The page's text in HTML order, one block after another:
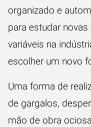
organizado e
para estudar
variáveis na
escolher um novo
Uma forma de
de gargalos,
mão de obra